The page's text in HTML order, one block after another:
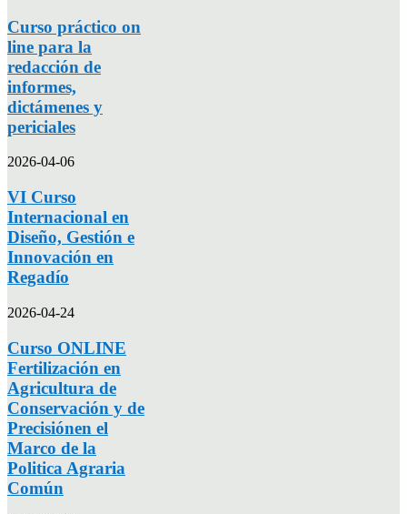
Curso práctico on
line para la
redacción de
informes,
dictámenes y
periciales
2026-04-06
VI Curso
Internacional en
Diseño, Gestión e
Innovación en
Regadío
2026-04-24
Curso ONLINE
Fertilización en
Agricultura de
Conservación y de
Precisiónen el
Marco de la
Politica Agraria
Común